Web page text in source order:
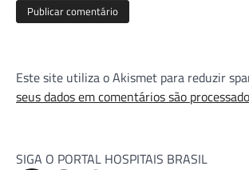
Este site utiliza o Akismet para reduzir
seus dados em comentários são
SIGA O PORTAL HOSPITAIS BRASIL